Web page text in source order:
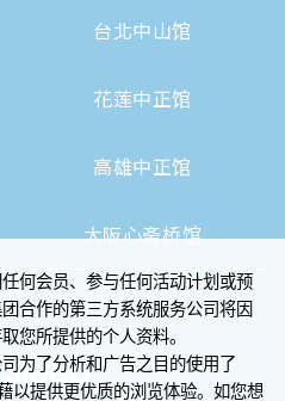
台北中山馆
花莲中正馆
高雄中正馆
大阪心斋桥馆
何会员、参与任何活动计划或预
合作的第三方系统服务公司将因
您所提供的个人资料。
为了分析和广告之目的使用了
以提供更优质的浏览体验。如您想